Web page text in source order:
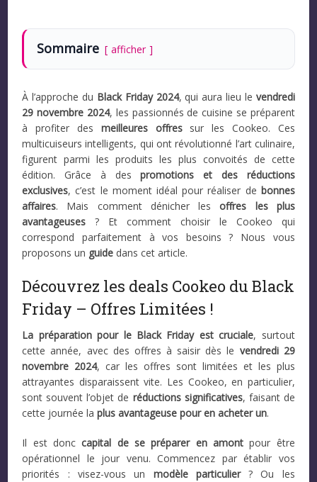
Sommaire afficher
À l’approche du Black Friday 2024, qui aura lieu le vendredi
29 novembre 2024, les passionnés de cuisine se préparent
à profiter des meilleures offressur les Cookeo. Ces
multicuiseurs intelligents, qui ont révolutionné l’art culinaire,
figurent parmi les produits les plus convoités de cette
édition. Grâce à despromotions et des réductions
exclusives, c’est le moment idéal pour réaliser de bonnes
affaires. Mais comment dénicher lesoffres les plus
avantageuses ? Et comment choisir le Cookeo qui
correspond parfaitement à vos besoins ? Nous vous
proposons un guide dans cet article.
Découvrez les deals Cookeo du Black
Friday – Offres Limitées !
La préparation pour le Black Friday est cruciale, surtout
cette année, avec des offres à saisir dès le vendredi 29
novembre 2024, car les offres sont limitées et les plus
attrayantes disparaissent vite. Les Cookeo, en particulier,
sont souvent l’objet de réductions significatives, faisant de
cette journée laplus avantageuse pour en acheter un.
Il est donccapital de se préparer en amont pour être
opérationnel le jour venu. Commencez par établir vos
priorités : visez-vous un modèle particulier? Ou les